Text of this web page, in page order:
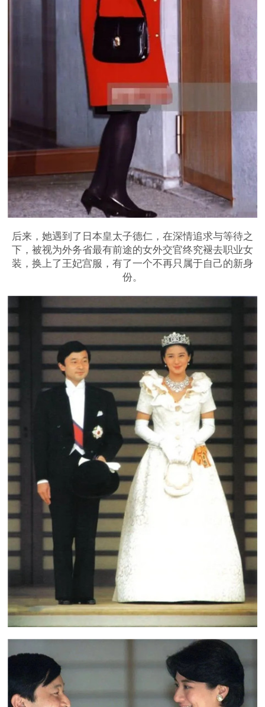
后来，她遇到了日本皇太子德仁，在深情追求与等待之
下，被视为外务省最有前途的女外交官终究褪去职业女
装，换上了王妃宫服，有了一个不再只属于自己的新身
份。